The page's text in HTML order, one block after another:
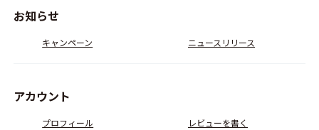
お知らせ
キャンペーン ニュースリリース
アカウント
プロフィール
レビューを書く